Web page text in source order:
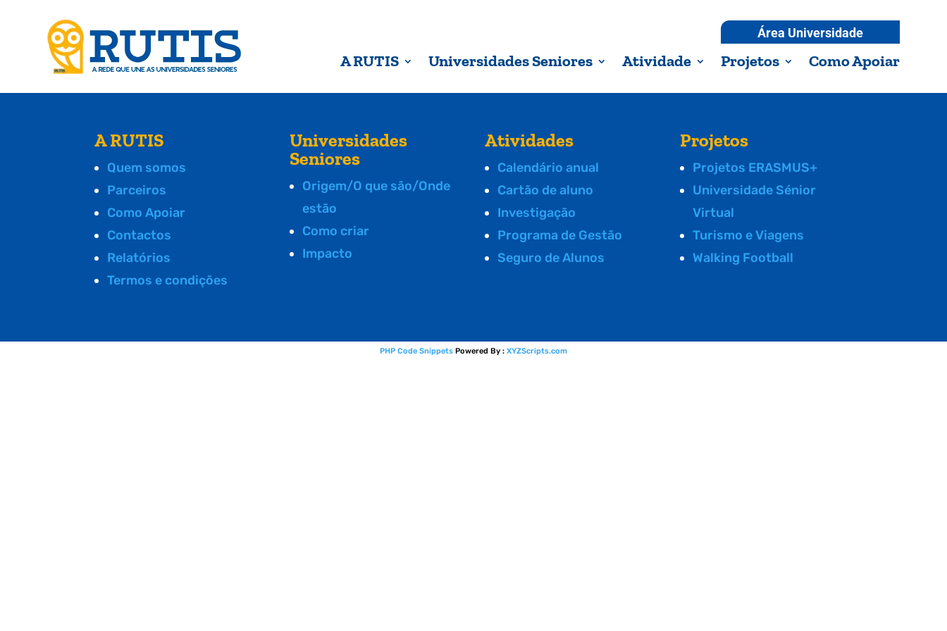
Área Universidade
A RUTIS Universidades Seniores Atividade Projetos Como Apoiar
A RUTIS
Quem somos
Parceiros
Como Apoiar
Contactos
Relatórios
Termos e condições
Universidades
Seniores
Origem/O que são/Onde
estão
Como criar
Impacto
Atividades
Calendário anual
Cartão de aluno
Investigação
Programa de Gestão
Seguro de Alunos
Projetos
Projetos ERASMUS+
Universidade Sénior
Virtual
Turismo e Viagens
Walking Football
PHP Code Snippets Powered By : XYZScripts.com